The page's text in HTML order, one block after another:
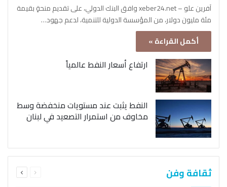
آفرين علو – xeber24.net وافق البنك الدولي، على تقديم منحةٍ بقيمة
مئة مليون دولار، من المؤسسة الدولية للتنمية، لدعم جهود…
أكمل القراءة »
ارتفاع أسعار النفط عالمياً
النفط يثبت عند مستويات منخفضة وسط
مخاوف من استمرار التصعيد في لبنان
ثقافة وفن الصفحةالصفحة